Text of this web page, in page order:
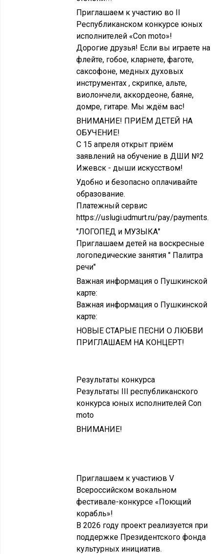
Приглашаем к участию во II
Республиканском конкурсе юных
исполнителей «Con moto»!
Дорогие друзья! Если вы играете на
флейте, гобое, кларнете, фаготе,
саксофоне, медных духовых
инструментах , скрипке, альте,
виолончели, аккордеоне, баяне,
домре, гитаре. Мы ждём вас!
ВНИМАНИЕ! ПРИЁМ ДЕТЕЙ НА
ОБУЧЕНИЕ!
С 15 апреля открыт приём
заявлений на обучение в ДШИ №2
Ижевск - дыши искусством!
Удобно и безопасно оплачивайте
образование.
Платежный сервис
https://uslugi.udmurt.ru/pay/payments.
"ЛОГОПЕД и МУЗЫКА"
Приглашаем детей на воскресные
логопедические занятия " Палитра
речи"
Важная информация о Пушкинской
карте:
Важная информация о Пушкинской
карте:
НОВЫЕ СТАРЫЕ ПЕСНИ О ЛЮБВИ
ПРИГЛАШАЕМ НА КОНЦЕРТ!
Результаты конкурса
Результаты III республиканского
конкурса юных исполнителей Con
moto
ВНИМАНИЕ!
Приглашаем к участиюв V
Всероссийском вокальном
фестивале-конкурсе «Поющий
корабль»!
В 2026 году проект реализуется при
поддержке Президентского фонда
культурных инициатив.